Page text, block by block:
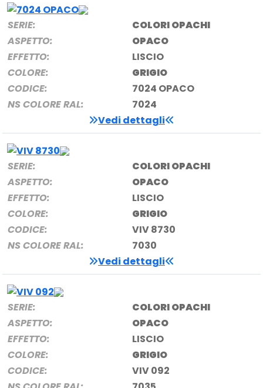
SERIE:
COLORI OPACHI
ASPETTO:
OPACO
EFFETTO:
LISCIO
COLORE:
GRIGIO
CODICE:
7024 OPACO
NS COLORE RAL:
7024
Vedi dettagli
SERIE:
COLORI OPACHI
ASPETTO:
OPACO
EFFETTO:
LISCIO
COLORE:
GRIGIO
CODICE:
VIV 8730
NS COLORE RAL:
7030
Vedi dettagli
SERIE:
COLORI OPACHI
ASPETTO:
OPACO
EFFETTO:
LISCIO
COLORE:
GRIGIO
CODICE:
VIV 092